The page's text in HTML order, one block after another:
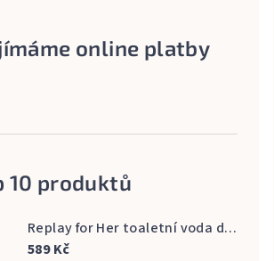
online platby
10 produktů
Replay for Her toaletní voda dámská 60 ml
589 Kč